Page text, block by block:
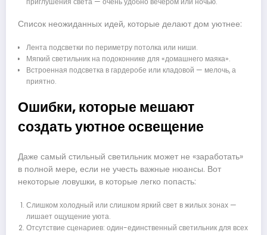
Список неожиданных идей, которые делают дом уютнее:
Лента подсветки по периметру потолка или ниши.
Мягкий светильник на подоконнике для «домашнего маяка».
Встроенная подсветка в гардеробе или кладовой — мелочь, а
приятно.
Ошибки, которые мешают
создать уютное освещение
Даже самый стильный светильник может не «заработать»
в полной мере, если не учесть важные нюансы. Вот
некоторые ловушки, в которые легко попасть:
Слишком холодный или слишком яркий свет в жилых зонах —
лишает ощущение уюта.
Отсутствие сценариев: один-единственный светильник для всех